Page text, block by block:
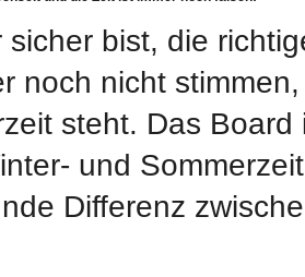
sicher bist, die
noch nicht
steht. Das
und
Differenz